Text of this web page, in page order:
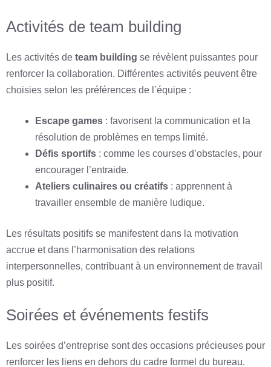
Activités de team building
Les activités de team building se révèlent puissantes pour
renforcer la collaboration. Différentes activités peuvent être
choisies selon les préférences de l’équipe :
Escape games : favorisent la communication et la
résolution de problèmes en temps limité.
Défis sportifs : comme les courses d’obstacles, pour
encourager l’entraide.
Ateliers culinaires ou créatifs : apprennent à
travailler ensemble de manière ludique.
Les résultats positifs se manifestent dans la motivation
accrue et dans l’harmonisation des relations
interpersonnelles, contribuant à un environnement de travail
plus positif.
Soirées et événements festifs
Les soirées d’entreprise sont des occasions précieuses pour
renforcer les liens en dehors du cadre formel du bureau.